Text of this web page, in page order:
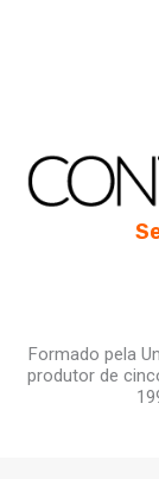
Formado pela
produtor de